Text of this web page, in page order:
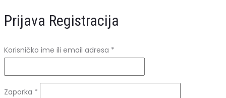
Prijava Registracija
Korisničko ime ili email adresa *
Zaporka *